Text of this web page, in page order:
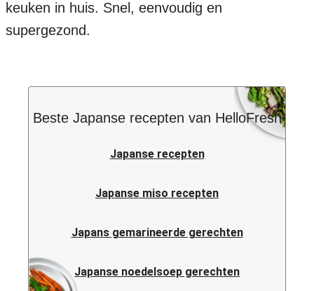
keuken in huis. Snel, eenvoudig en
supergezond.
Beste Japanse recepten van HelloFresh
Japanse recepten
Japanse miso recepten
Japans gemarineerde gerechten
Japanse noedelsoep gerechten